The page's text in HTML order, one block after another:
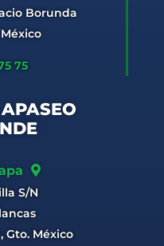
Borunda
75
S/N
Gto. México